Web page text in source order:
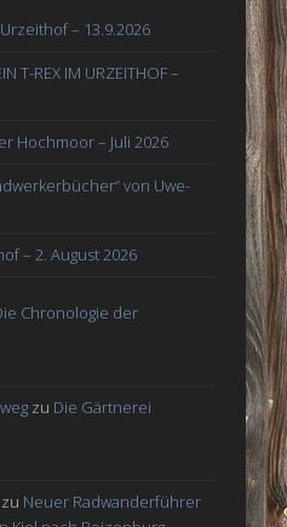
– 13.9.2026
T-REX IM URZEITHOF –
Hochmoor – Juli 2026
von Uwe-
– 2. August 2026
Chronologie der
zu Die Gärtnerei
zu Neuer Radwanderführer